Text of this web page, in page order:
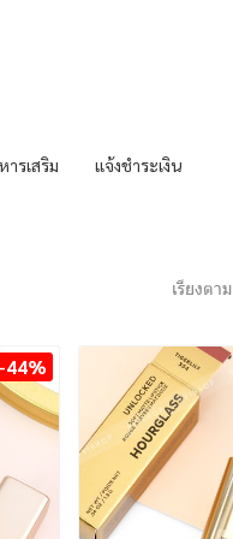
ารเสริม แจ้งชำระเงิน
เรียงตาม
44%